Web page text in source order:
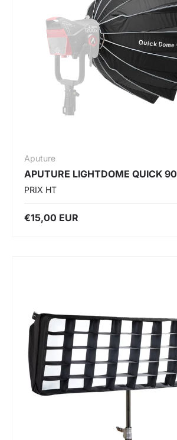
Aputure
APUTURE LIGHTDOME QUICK 90
PRIX HT
€15,00 EUR